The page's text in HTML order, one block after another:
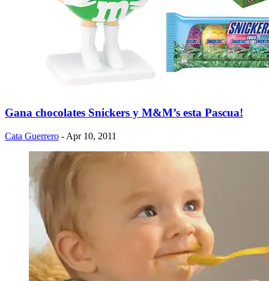
Gana chocolates Snickers y M&M’s esta Pascua!
Cata Guerrero - Apr 10, 2011